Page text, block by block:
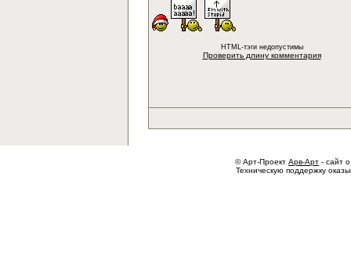
HTML-тэги недопустимы
Проверить длину комментария
© Арт-Проект Арв-Арт - сайт
Техническую поддержку